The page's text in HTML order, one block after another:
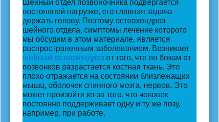
Шейный отдел позвоночника подвергается
постоянной нагрузке, его главная задача –
держать голову. Поэтому остеохондроз
шейного отдела, симптомы лечение которого
мы обсудим в этом материале, является
распространенным заболеванием. Возникает
шейный остеохондроз от того, что по бокам от
позвонков разрастается костная ткань. Это
плохо отражается на состоянии близлежащих
мышц, оболочек спинного мозга, нервов. Это
может произойти из-за того, что человек
постоянно поддерживает одну и ту же позу,
например, при работе.